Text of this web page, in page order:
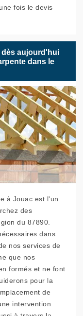
fois le devis
dès aujourd'hui
dans le
à Jouac est l'un
des
du 87890.
dans
nos services de
que nos
formés et ne font
pour la
de
intervention